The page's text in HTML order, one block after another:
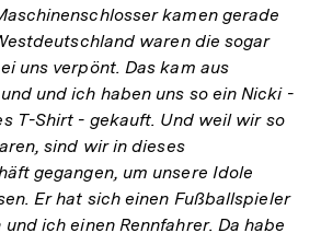
kamen gerade
waren die sogar
uns verpönt. Das kam aus
und ich haben uns so ein Nicki -
T-Shirt - gekauft. Und weil wir so
sind wir in dieses
gegangen, um unsere Idole
Er hat sich einen Fußballspieler
ich einen Rennfahrer. Da habe